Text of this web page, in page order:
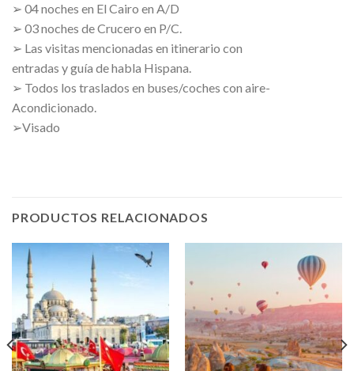
➢ 04 noches en El Cairo en A/D
➢ 03 noches de Crucero en P/C.
➢ Las visitas mencionadas en itinerario con
entradas y guía de habla Hispana.
➢ Todos los traslados en buses/coches con aire-
Acondicionado.
➢Visado
PRODUCTOS RELACIONADOS